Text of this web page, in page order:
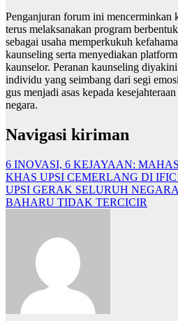
Penganjuran forum ini
terus melaksanakan program
sebagai usaha memperkukuh
kaunseling serta menyediakan
kaunselor. Peranan kaunseling
individu yang seimbang dari segi
gus menjadi asas kepada
negara.
Navigasi kiriman
6 INOVASI, 6 KEJAYAAN:
KHAS UPSI CEMERLANG DI IFIC
UPSI GERAK SELURUH
BAHARU TIDAK TERCICIR